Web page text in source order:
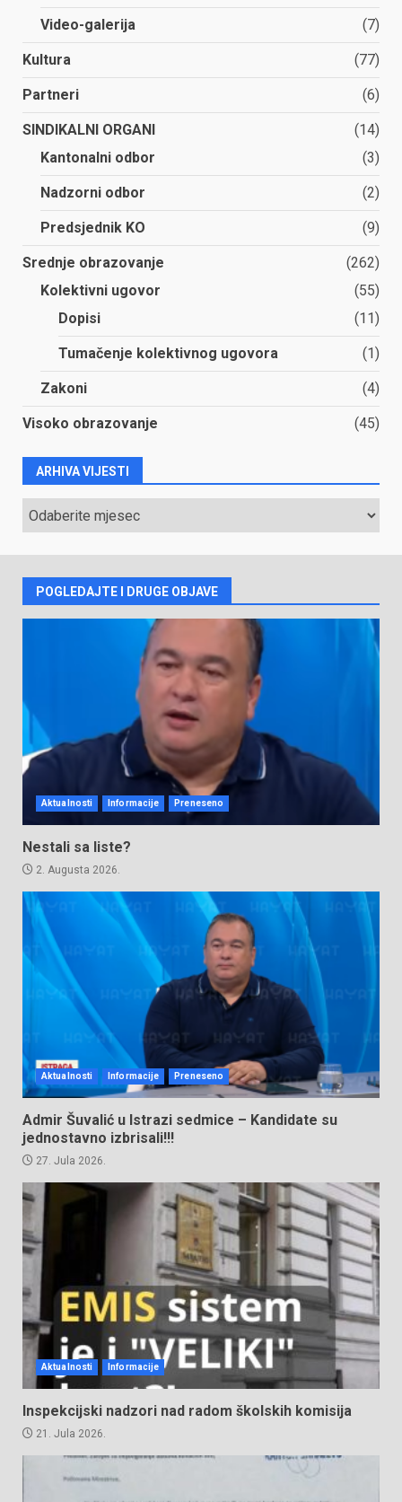
Video-galerija (7)
Kultura (77)
Partneri (6)
SINDIKALNI ORGANI
(14)
Kantonalni odbor
(3)
Nadzorni odbor (2)
Predsjednik KO (9)
Srednje obrazovanje
(262)
Kolektivni ugovor
(55)
Dopisi
(11)
Tumačenje kolektivnog ugovora (1)
Zakoni (4)
Visoko obrazovanje (45)
ARHIVA VIJESTI
ARHIVA
VIJESTI
POGLEDAJTE I DRUGE OBJAVE
Aktualnosti Informacije Preneseno
Nestali sa liste?
2. Augusta 2026.
Aktualnosti Informacije Preneseno
Admir Šuvalić u Istrazi sedmice – Kandidate su
jednostavno izbrisali!!!
27. Jula 2026.
Aktualnosti Informacije
Inspekcijski nadzori nad radom školskih komisija
21. Jula 2026.